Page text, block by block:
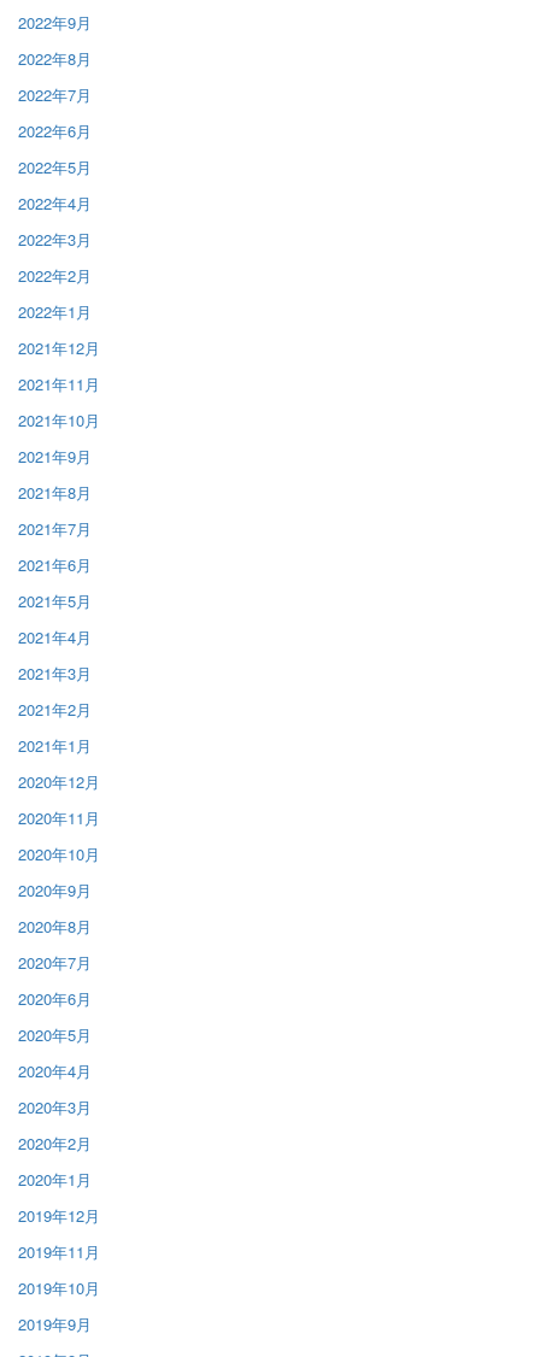
2022年9月
2022年8月
2022年7月
2022年6月
2022年5月
2022年4月
2022年3月
2022年2月
2022年1月
2021年12月
2021年11月
2021年10月
2021年9月
2021年8月
2021年7月
2021年6月
2021年5月
2021年4月
2021年3月
2021年2月
2021年1月
2020年12月
2020年11月
2020年10月
2020年9月
2020年8月
2020年7月
2020年6月
2020年5月
2020年4月
2020年3月
2020年2月
2020年1月
2019年12月
2019年11月
2019年10月
2019年9月